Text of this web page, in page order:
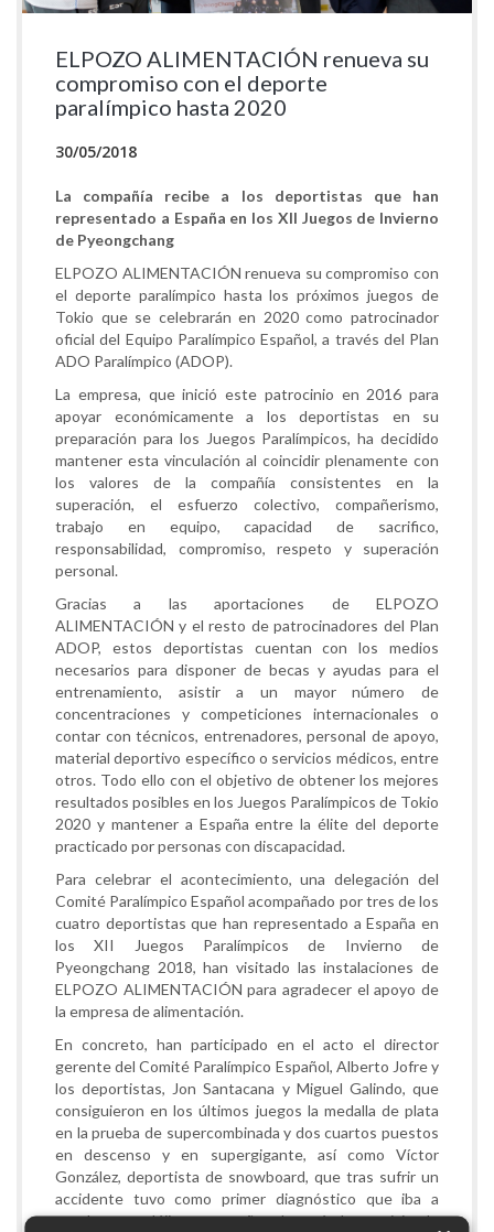
ELPOZO ALIMENTACIÓN renueva su
compromiso con el deporte
paralímpico hasta 2020
30/05/2018
La compañía recibe a los deportistas que han
representado a España en los XII Juegos de Invierno
de Pyeongchang
ELPOZO ALIMENTACIÓN renueva su compromiso con
el deporte paralímpico hasta los próximos juegos de
Tokio que se celebrarán en 2020 como patrocinador
oficial del Equipo Paralímpico Español, a través del Plan
ADO Paralímpico (ADOP).
La empresa, que inició este patrocinio en 2016 para
apoyar económicamente a los deportistas en su
preparación para los Juegos Paralímpicos, ha decidido
mantener esta vinculación al coincidir plenamente con
los valores de la compañía consistentes en la
superación, el esfuerzo colectivo, compañerismo,
trabajo en equipo, capacidad de sacrifico,
responsabilidad, compromiso, respeto y superación
personal.
Gracias a las aportaciones de ELPOZO
ALIMENTACIÓN y el resto de patrocinadores del Plan
ADOP, estos deportistas cuentan con los medios
necesarios para disponer de becas y ayudas para el
entrenamiento, asistir a un mayor número de
concentraciones y competiciones internacionales o
contar con técnicos, entrenadores, personal de apoyo,
material deportivo específico o servicios médicos, entre
otros. Todo ello con el objetivo de obtener los mejores
resultados posibles en los Juegos Paralímpicos de Tokio
2020 y mantener a España entre la élite del deporte
practicado por personas con discapacidad.
Para celebrar el acontecimiento, una delegación del
Comité Paralímpico Español acompañado por tres de los
cuatro deportistas que han representado a España en
los XII Juegos Paralímpicos de Invierno de
Pyeongchang 2018, han visitado las instalaciones de
ELPOZO ALIMENTACIÓN para agradecer el apoyo de
la empresa de alimentación.
En concreto, han participado en el acto el director
gerente del Comité Paralímpico Español, Alberto Jofre y
los deportistas, Jon Santacana y Miguel Galindo, que
consiguieron en los últimos juegos la medalla de plata
en la prueba de supercombinada y dos cuartos puestos
en descenso y en supergigante, así como Víctor
González, deportista de snowboard, que tras sufrir un
accidente tuvo como primer diagnóstico que iba a
quedar tetrapléjico y tres años después ha participado